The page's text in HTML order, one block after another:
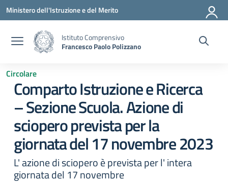
Vai ai contenuti
Vai al menu di navigazione
Vai al footer
Ministero dell'Istruzione e del Merito
Istituto Comprensivo
Francesco Paolo Polizzano
Circolare
Comparto Istruzione e Ricerca
– Sezione Scuola. Azione di
sciopero prevista per la
giornata del 17 novembre 2023
L' azione di sciopero è prevista per l' intera
giornata del 17 novembre